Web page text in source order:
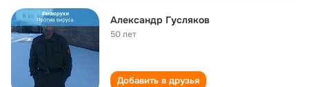
Александр Гусляков
50 лет
Добавить в друзья